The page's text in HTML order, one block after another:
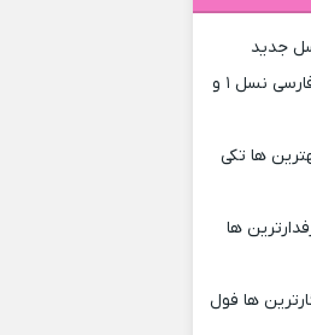
جدید
دانلود ۱۰ آهنگ برتر قدیمی رپ فارسی نسل ۱ و
بهترین ها تکی
ها
ها فول